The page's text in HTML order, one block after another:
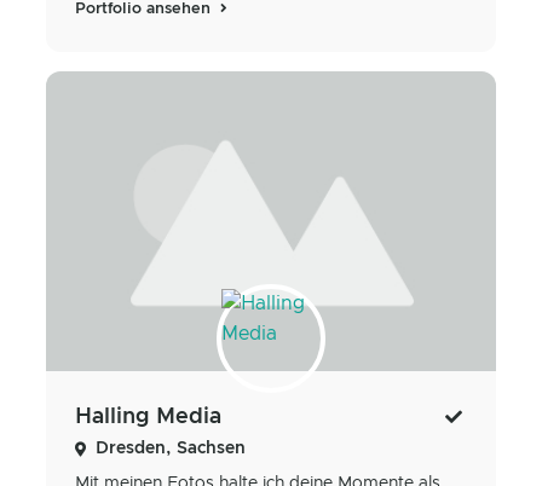
Portfolio ansehen
Halling Media
Dresden, Sachsen